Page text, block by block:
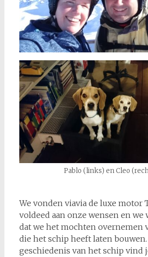
Pablo (links) en Cleo
We vonden viavia de luxe motor
voldeed aan onze wensen en we
dat we het mochten overnemen
die het schip heeft laten
geschiedenis van het schip vind